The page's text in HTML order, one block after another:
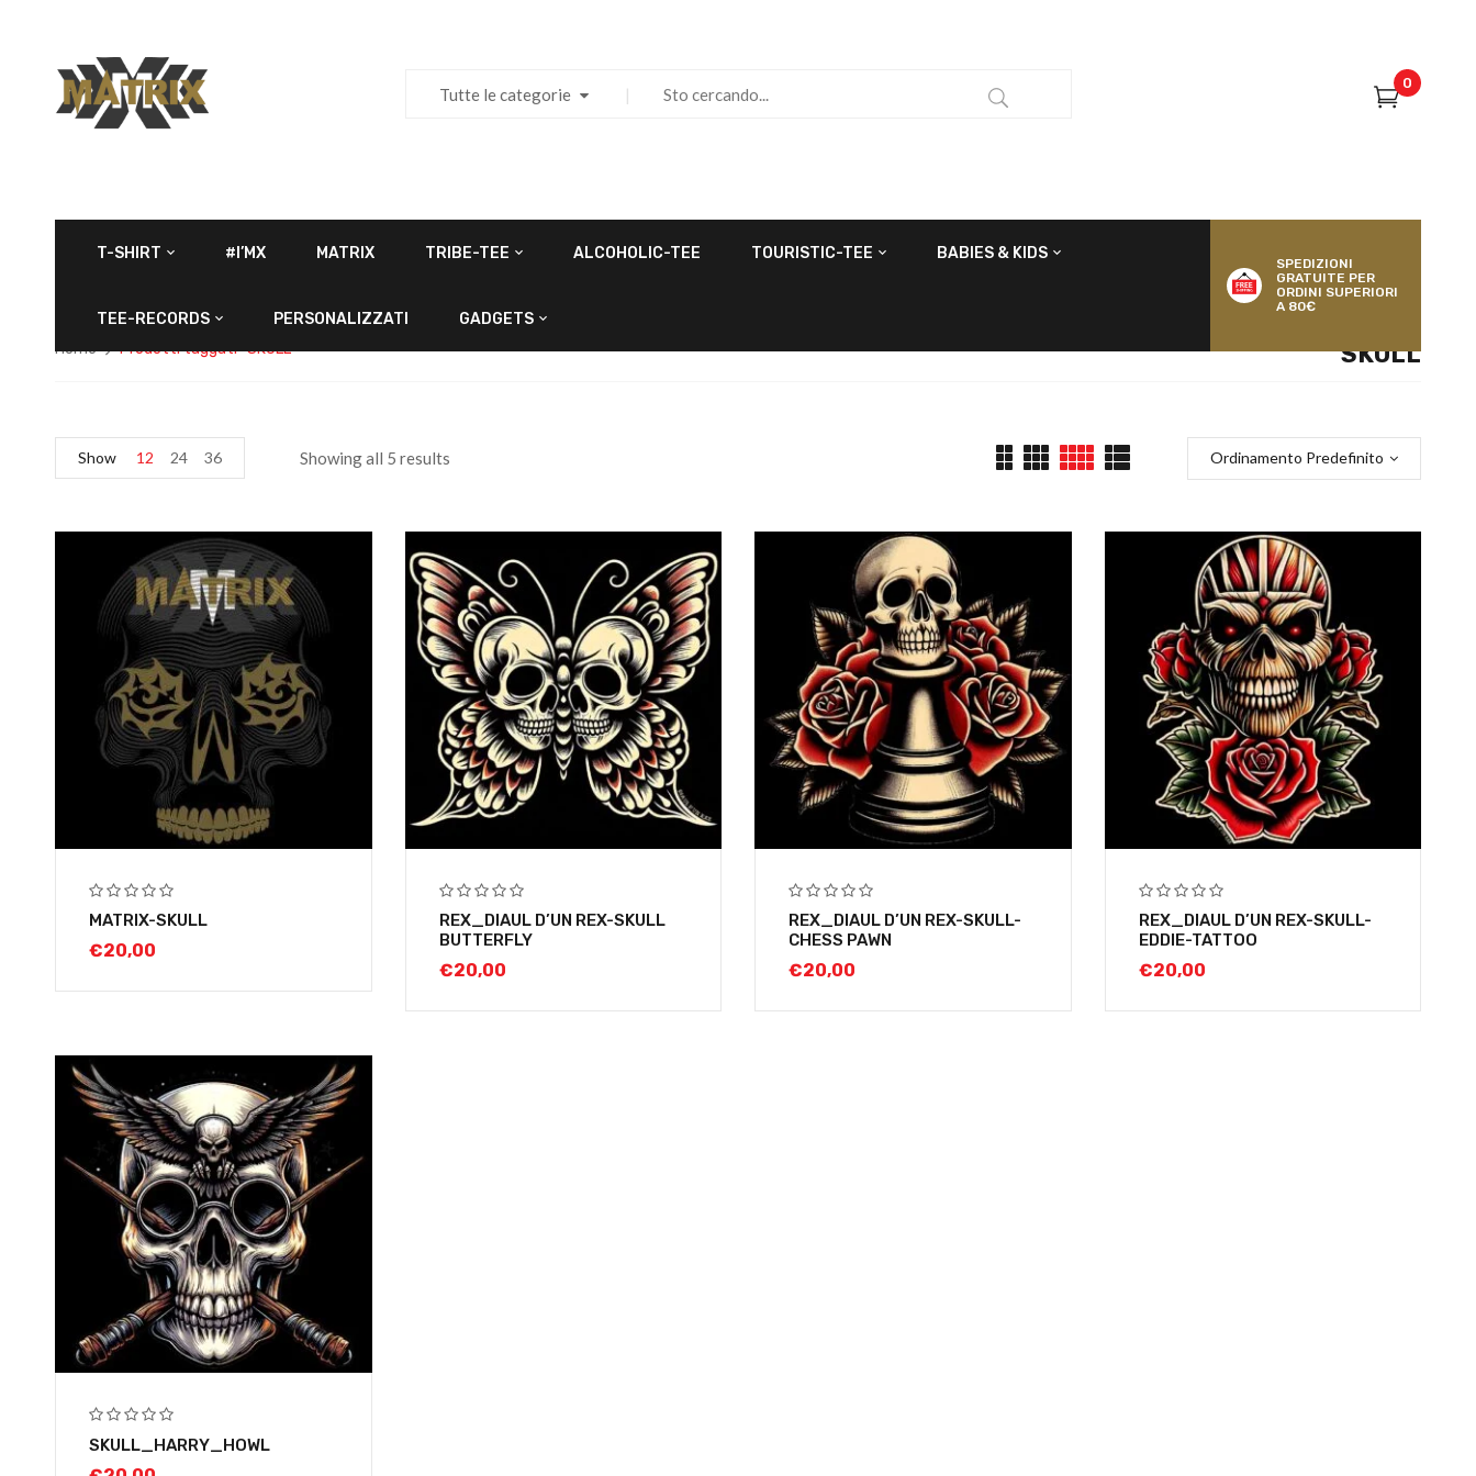
Tutte le categorie
0
T-SHIRT #I’MX MATRIX TRIBE-TEE ALCOHOLIC-TEE TOURISTIC-TEE BABIES & KIDS
TEE-RECORDS PERSONALIZZATI GADGETS
SPEDIZIONI
GRATUITE PER
ORDINI SUPERIORI
A 80€
Home Prodotti taggati “SKULL” SKULL
Showing all 5 results Ordinamento Predefinito
Show 12 24 36
MATRIX-SKULL
€20,00
REX_DIAUL D’UN REX-SKULL
BUTTERFLY
€20,00
REX_DIAUL D’UN REX-SKULL-
CHESS PAWN
€20,00
REX_DIAUL D’UN REX-SKULL-
EDDIE-TATTOO
€20,00
SKULL_HARRY_HOWL